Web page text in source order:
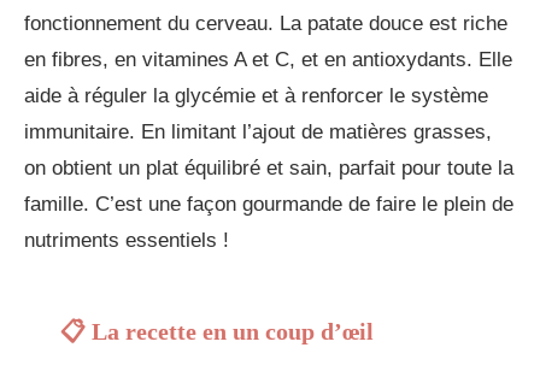
fonctionnement du cerveau. La patate douce est riche
en fibres, en vitamines A et C, et en antioxydants. Elle
aide à réguler la glycémie et à renforcer le système
immunitaire. En limitant l’ajout de matières grasses,
on obtient un plat équilibré et sain, parfait pour toute la
famille. C’est une façon gourmande de faire le plein de
nutriments essentiels !
📋 La recette en un coup d’œil